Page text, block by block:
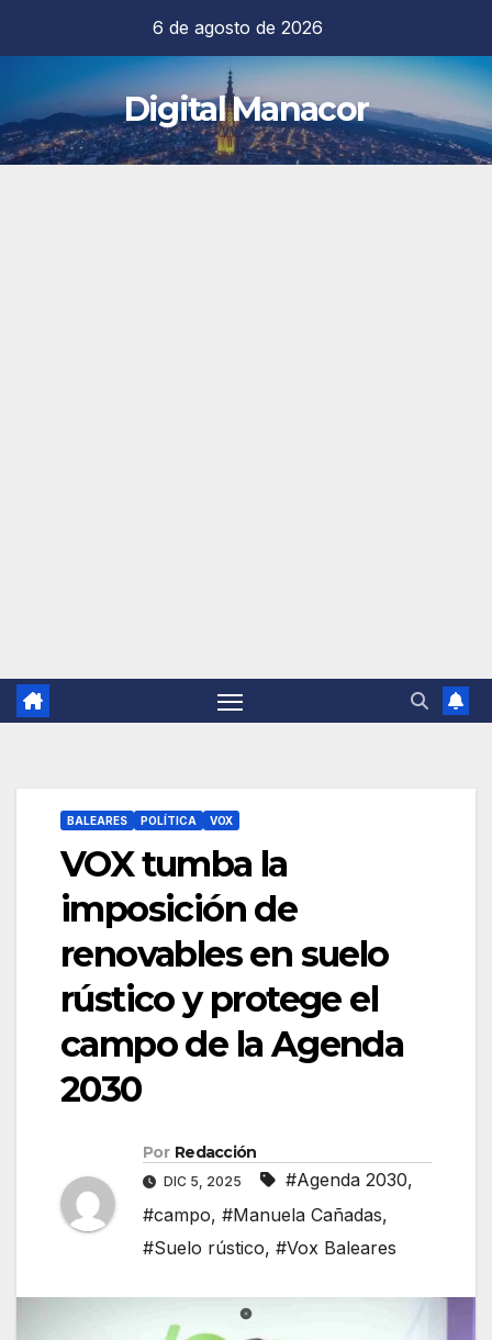
contenido
6 de agosto de 2026
Digital Manacor
BALEARES POLÍTICA VOX
VOX tumba la
imposición de
renovables en suelo
rústico y protege el
campo de la Agenda
2030
Por Redacción
DIC 5, 2025 #Agenda 2030,
#campo, #Manuela Cañadas,
#Suelo rústico, #Vox Baleares